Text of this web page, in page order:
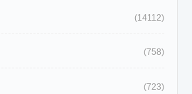
(14112)
(758)
(723)